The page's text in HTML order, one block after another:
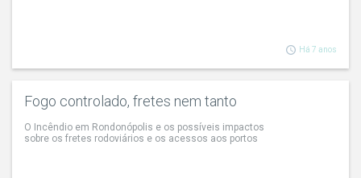
Há 7 anos
Fogo controlado, fretes nem tanto
O Incêndio em Rondonópolis e os possíveis impactos
sobre os fretes rodoviários e os acessos aos portos